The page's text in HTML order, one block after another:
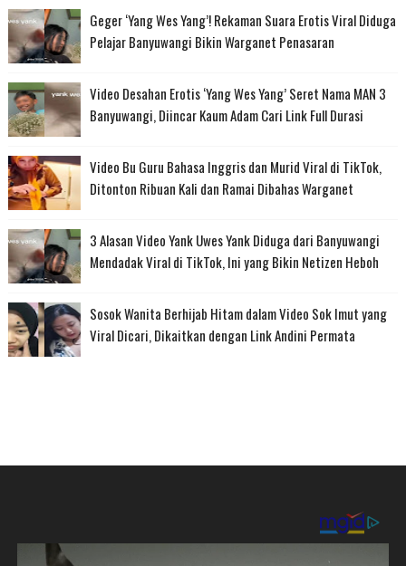
Geger ‘Yang Wes Yang’! Rekaman Suara Erotis Viral Diduga
Pelajar Banyuwangi Bikin Warganet Penasaran
Video Desahan Erotis ‘Yang Wes Yang’ Seret Nama MAN 3
Banyuwangi, Diincar Kaum Adam Cari Link Full Durasi
Video Bu Guru Bahasa Inggris dan Murid Viral di TikTok,
Ditonton Ribuan Kali dan Ramai Dibahas Warganet
3 Alasan Video Yank Uwes Yank Diduga dari Banyuwangi
Mendadak Viral di TikTok, Ini yang Bikin Netizen Heboh
Sosok Wanita Berhijab Hitam dalam Video Sok Imut yang
Viral Dicari, Dikaitkan dengan Link Andini Permata